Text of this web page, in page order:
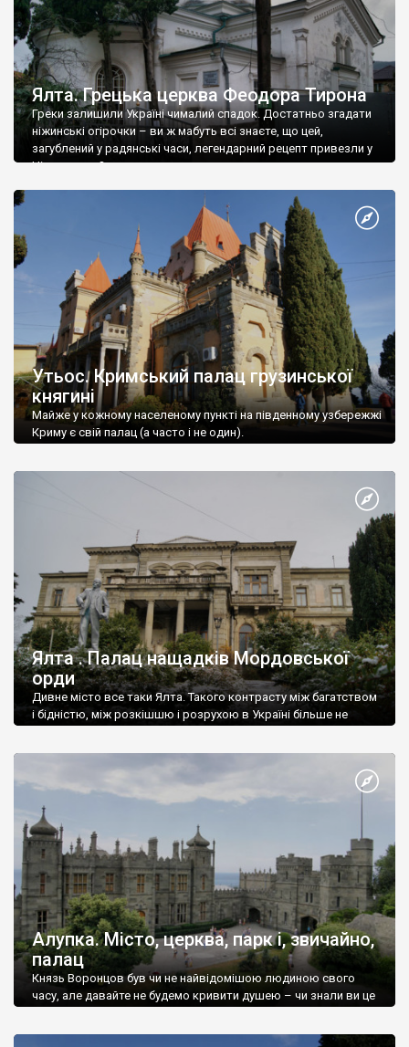
Ялта. Грецька церква Феодора Тирона
Греки залишили Україні чималий спадок. Достатньо згадати
ніжинські огірочки – ви ж мабуть всі знаєте, що цей,
загублений у радянські часи, легендарний рецепт привезли у
Ніжин греки?
Утьос. Кримський палац грузинської
княгині
Майже у кожному населеному пункті на південному узбережжі
Криму є свій палац (а часто і не один).
Ялта . Палац нащадків Мордовської
орди
Дивне місто все таки Ялта. Такого контрасту між багатством
і бідністю, між розкішшю і розрухою в Україні більше не
Алупка. Місто, церква, парк і, звичайно,
палац
Князь Воронцов був чи не найвідомішою людиною свого
часу, але давайте не будемо кривити душею – чи знали ви це